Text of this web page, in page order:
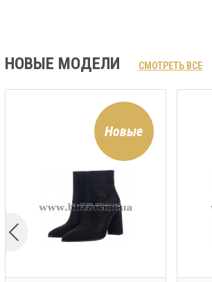
НОВЫЕ МОДЕЛИ СМОТРЕТЬ ВСЕ
Новые